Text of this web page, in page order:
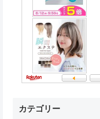
カテゴリー